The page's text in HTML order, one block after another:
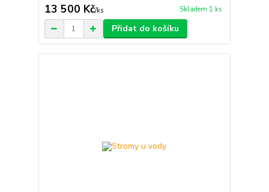
13 500 Kč/ks Skladem 1 ks
Přidat do košíku